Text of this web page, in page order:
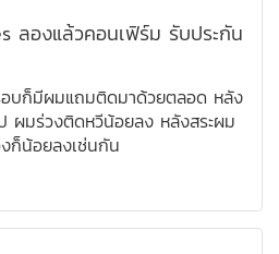
ลองแล้วคอนเฟิร์ม รับประกัน
บก็มีผมแถมติดมาด้วยตลอด หลัง
ผมร่วงติดหวีน้อยลง หลังสระผม
ก็น้อยลงเช่นกัน